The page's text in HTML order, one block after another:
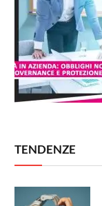
TENDENZE